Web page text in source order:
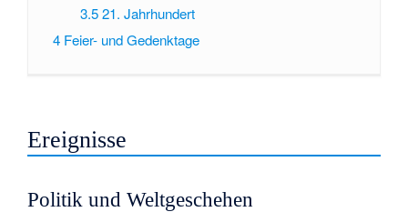
3.5 21. Jahrhundert
4 Feier- und Gedenktage
Ereignisse
Politik und Weltgeschehen